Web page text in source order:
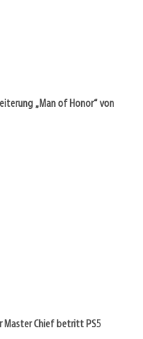
„Man of Honor“ von
Master Chief betritt PS5